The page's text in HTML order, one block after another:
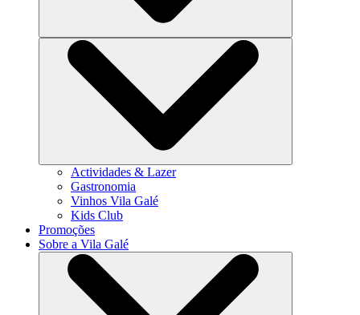
Actividades & Lazer
Gastronomia
Vinhos Vila Galé
Kids Club
Promoções
Sobre a Vila Galé